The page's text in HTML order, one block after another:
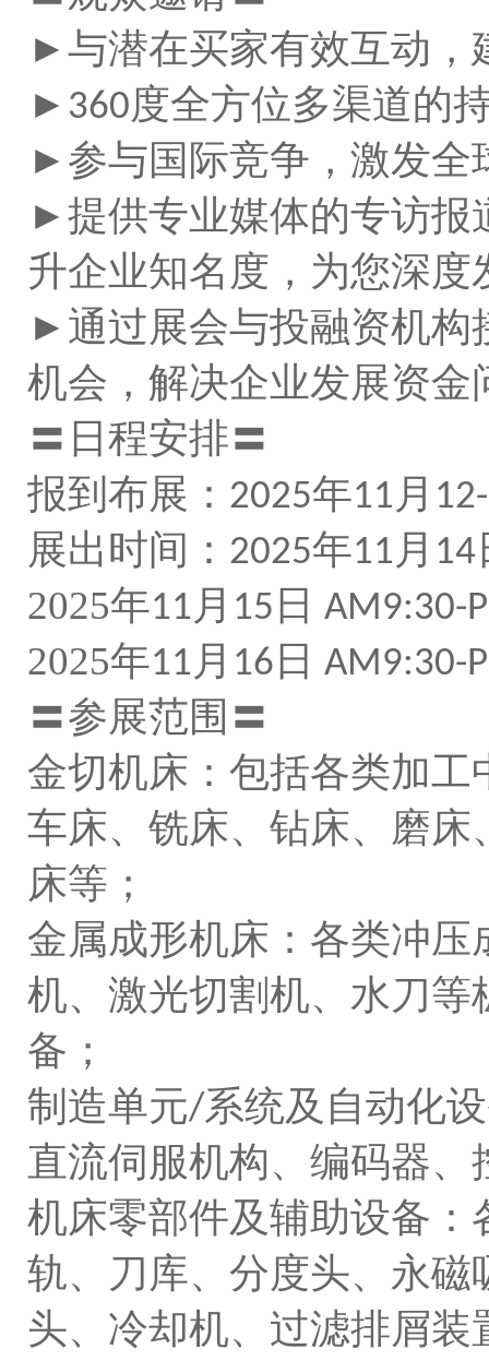
►与潜在买家有效互动，
► 360度全方位多渠道的
►参与国际竞争，激发全
►提供专业媒体的专访报
升企业知名度，为您深度
►通过展会与投融资机构
机会，解决企业发展资金
〓日程安排〓
报到布展： 2025年11 月
展出时间： 2025年11 月 14
2025年11 月 15 日 AM9:30-
2025年11 月 16 日 AM9:30-
〓参展范围〓
金切机床：包括各类加
车床、铣床、钻床、磨
床等；
金属成形机床：各类冲
机、激光切割机、水刀
备；
制造单元/系统及自动化
直流伺服机构、编码器
机床零部件及辅助设备
轨、刀库、分度头、永
头、冷却机、过滤排屑装